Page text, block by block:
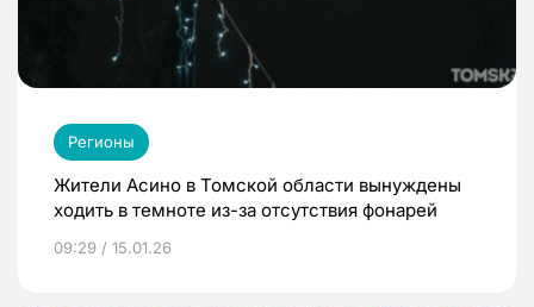
Регионы
Жители Асино в Томской области вынуждены
ходить в темноте из-за отсутствия фонарей
09:29 / 15.01.26